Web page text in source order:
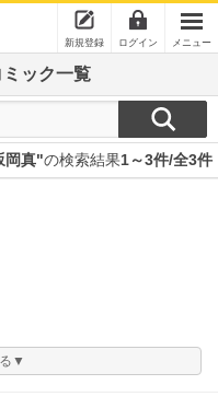
新規登録 ログイン メニュー
ミック一覧
岡真"の検索結果1～3件/全3件
▼